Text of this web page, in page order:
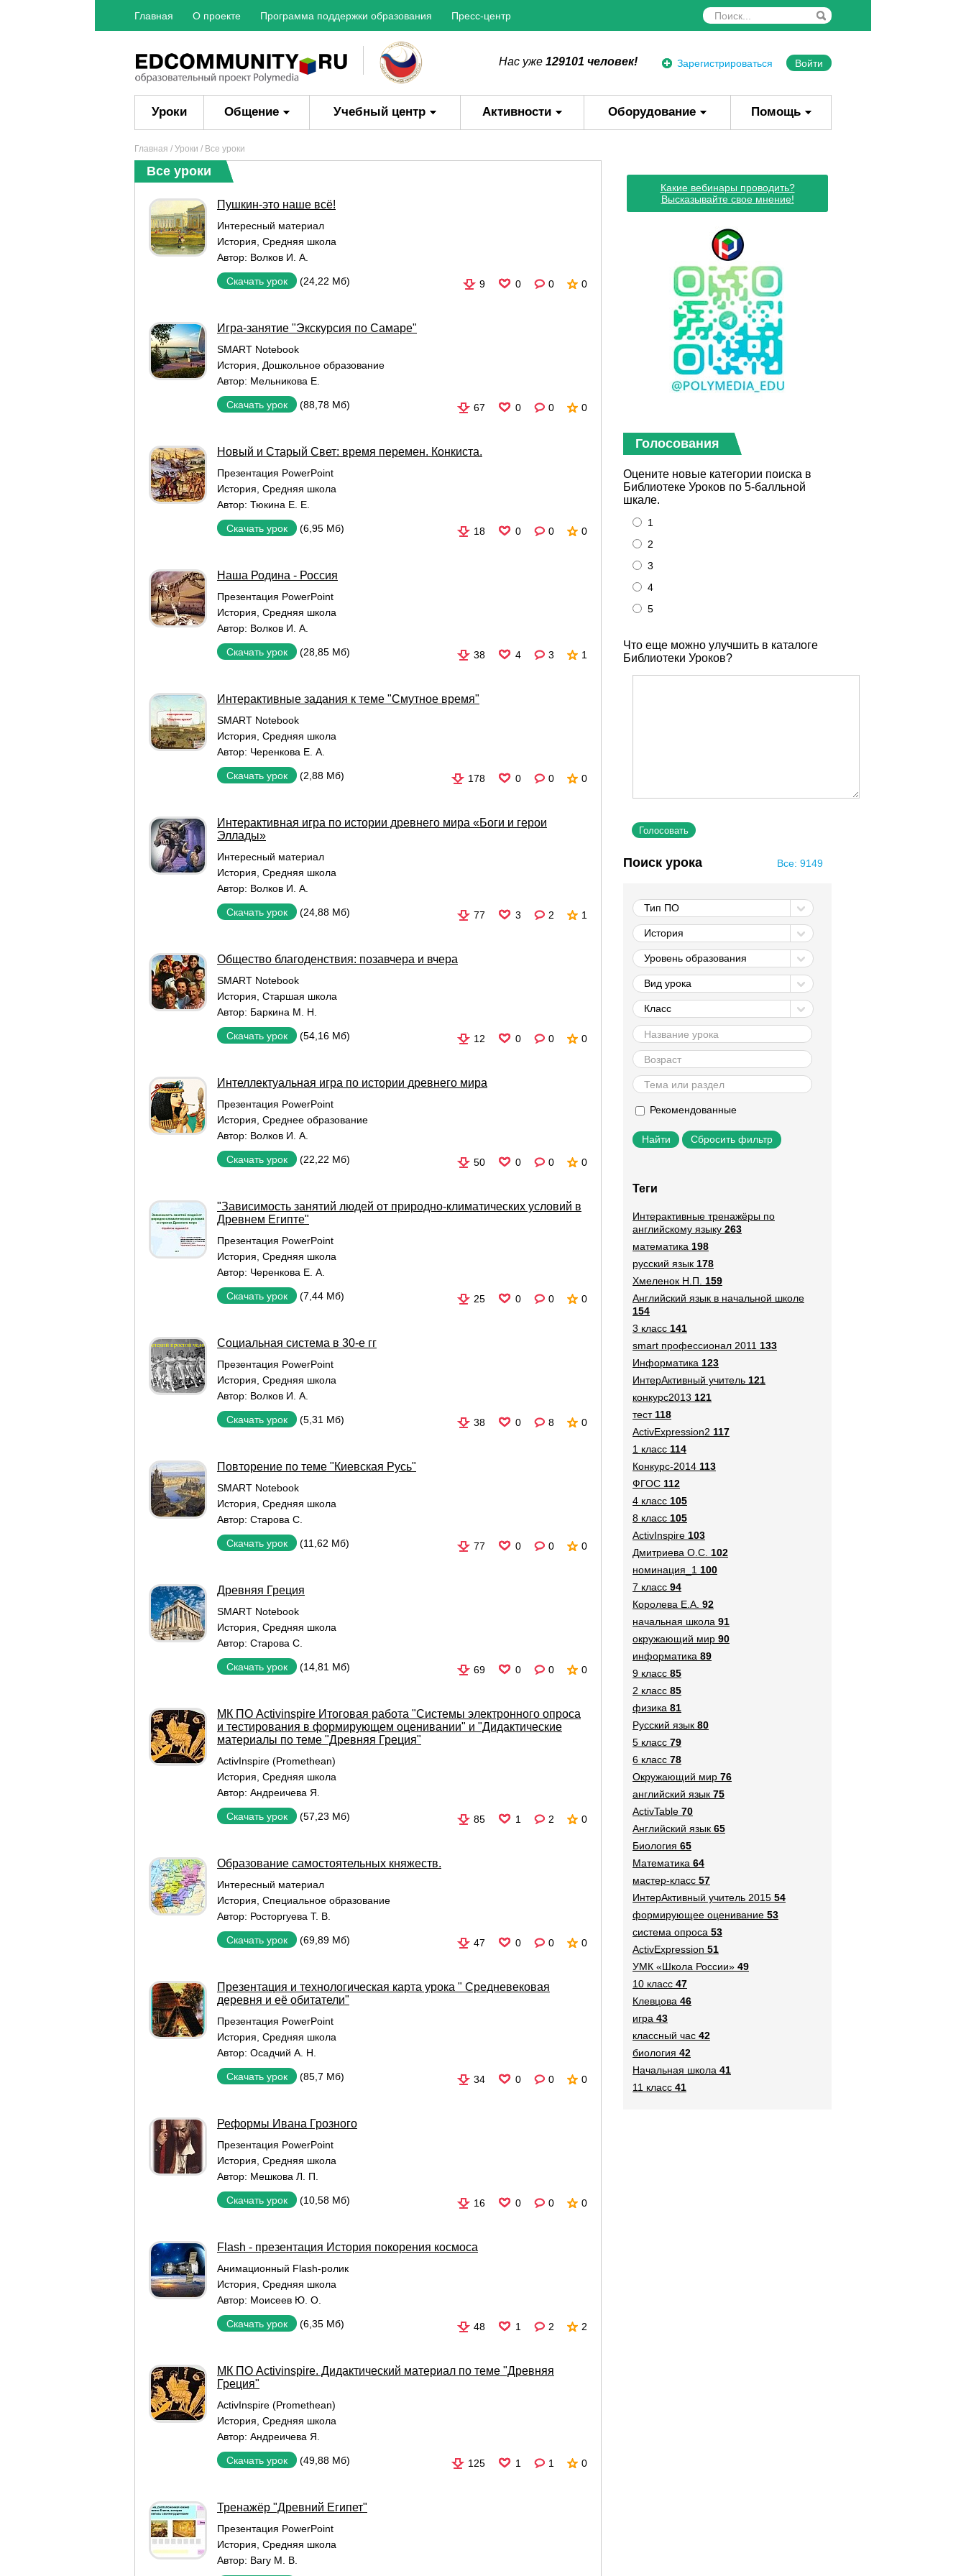
Главная О проекте Программа поддержки образования Пресс-центр
Зарегистрироваться Войти
Нас уже 129101 человек!
Уроки Общение Учебный центр Активности Оборудование Помощь
Главная / Уроки / Все уроки
Все уроки
Пушкин-это наше всё!
Интересный материал
История Средняя школа
Автор: Волков И. А.
Скачать урок (24,22 Мб) 9 0 0 0
Игра-занятие "Экскурсия по Самаре"
SMART Notebook
История
Дошкольное образование
Автор: Мельникова Е.
Скачать урок (88,78 Мб) 67 0 0 0
Новый и Старый Свет: время перемен. Конкиста.
Презентация PowerPoint
История Средняя школа
Автор: Тюкина Е. Е.
Скачать урок (6,95 Мб) 18 0 0 0
Наша Родина - Россия
Презентация PowerPoint
История Средняя школа
Автор: Волков И. А.
Скачать урок (28,85 Мб) 38 4 3 1
Интерактивные задания к теме "Смутное время"
SMART Notebook
История Средняя школа
Автор: Черенкова Е. А.
Скачать урок (2,88 Мб) 178 0 0 0
Интерактивная игра по истории древнего мира «Боги и герои
Эллады»
Интересный материал
История Средняя школа
Автор: Волков И. А.
Скачать урок (24,88 Мб) 77 3 2 1
Общество благоденствия: позавчера и вчера
SMART Notebook
История Старшая школа
Автор: Баркина М. Н.
Скачать урок (54,16 Мб) 12 0 0 0
Интеллектуальная игра по истории древнего мира
Презентация PowerPoint
История Среднее образование
Автор: Волков И. А.
Скачать урок (22,22 Мб) 50 0 0 0
"Зависимость занятий людей от природно-климатических условий в
Древнем Египте"
Презентация PowerPoint
История Средняя школа
Автор: Черенкова Е. А.
Скачать урок (7,44 Мб) 25 0 0 0
Социальная система в 30-е гг
Презентация PowerPoint
История Средняя школа
Автор: Волков И. А.
Скачать урок (5,31 Мб) 38 0 8 0
Повторение по теме "Киевская Русь"
SMART Notebook
История Средняя школа
Автор: Старова С.
Скачать урок (11,62 Мб) 77 0 0 0
Древняя Греция
SMART Notebook
История Средняя школа
Автор: Старова С.
Скачать урок (14,81 Мб) 69 0 0 0
МК ПО Activinspire Итоговая работа "Системы электронного опроса
и тестирования в формирующем оценивании" и "Дидактические
материалы по теме "Древняя Греция"
ActivInspire (Promethean)
История Средняя школа
Автор: Андреичева Я.
Скачать урок (57,23 Мб) 85 1 2 0
Образование самостоятельных княжеств.
Интересный материал
История Специальное образование
Автор: Росторгуева Т. В.
Скачать урок (69,89 Мб) 47 0 0 0
Презентация и технологическая карта урока " Средневековая
деревня и её обитатели"
Презентация PowerPoint
История Средняя школа
Автор: Осадчий А. Н.
Скачать урок (85,7 Мб) 34 0 0 0
Реформы Ивана Грозного
Презентация PowerPoint
История Средняя школа
Автор: Мешкова Л. П.
Скачать урок (10,58 Мб) 16 0 0 0
Flash - презентация История покорения космоса
Aнимационный Flash-ролик
История Средняя школа
Автор: Моисеев Ю. О.
Скачать урок (6,35 Мб) 48 1 2 2
МК ПО Activinspire. Дидактический материал по теме "Древняя
Греция"
ActivInspire (Promethean)
История Средняя школа
Автор: Андреичева Я.
Скачать урок (49,88 Мб) 125 1 1 0
Тренажёр "Древний Египет"
Презентация PowerPoint
История Средняя школа
Автор: Вагу М. В.
Какие вебинары проводить?
Высказывайте свое мнение!
Голосования
Оцените новые категории поиска в
Библиотеке Уроков по 5-балльной
шкале.
1
2
3
4
5
Что еще можно улучшить в каталоге
Библиотеки Уроков?
Все: 9149
Поиск урока
Тип ПО
История
Уровень образования
Вид урока
Класс
Рекомендованные
Сбросить фильтр
Теги
Интерактивные тренажёры по
английскому языку 263
математика 198
русский язык 178
Хмеленок Н.П.
159
Английский язык в начальной школе
154
3 класс 141
smart профессионал 2011 133
Информатика 123
ИнтерАктивный учитель 121
конкурс2013 121
тест118
ActivExpression2 117
1 класс 114
Конкурс-2014 113
ФГОС 112
4 класс 105
8 класс 105
ActivInspire 103
Дмитриева О.С. 102
номинация_1 100
7 класс 94
Королева Е.А. 92
начальная школа 91
окружающий мир 90
информатика 89
9 класс 85
2 класс 85
физика 81
Русский язык 80
5 класс 79
6 класс 78
Окружающий мир 76
английский язык 75
ActivTable 70
Английский язык 65
Биология 65
Математика 64
мастер-класс 57
ИнтерАктивный учитель 2015 54
формирующее оценивание 53
система опроса 53
ActivExpression 51
УМК «Школа России» 49
10 класс 47
Клевцова 46
игра 43
классный час 42
биология 42
Начальная школа 41
11 класс 41